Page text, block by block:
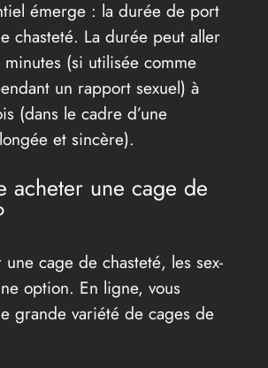
émerge : la durée de port
chasteté. La durée peut aller
(si utilisée comme
un rapport sexuel) à
(dans le cadre d’une
et sincère).
acheter une cage de
une cage de chasteté, les sex-
option. En ligne, vous
grande variété de cages de